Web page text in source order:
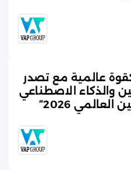
عالمية مع تصدر
والذكاء الاصطناعي
2026”